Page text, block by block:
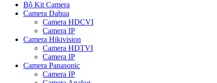
Bộ Kit Camera
Camera Dahua
Camera HDCVI
Camera IP
Camera Hikivision
Camera HDTVI
Camera IP
Camera Panasonic
Camera IP